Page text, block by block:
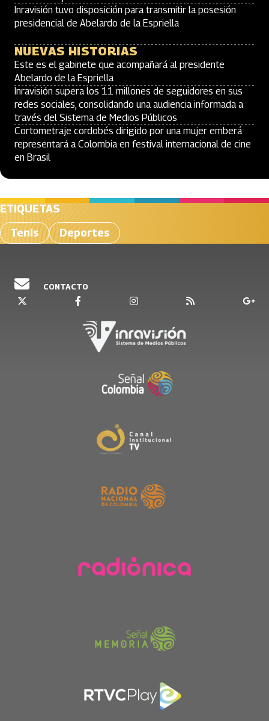
Inravisión tuvo disposición para transmitir la posesión
presidencial de Abelardo de la Espriella
NUEVAS HISTORIAS
Este es el gabinete que acompañará al presidente
Abelardo de la Espriella
Inravisión supera los 11 millones de seguidores en sus
redes sociales, consolidando una audiencia informada a
través del Sistema de Medios Públicos
Cortometraje cordobés dirigido por una mujer emberá
representará a Colombia en festival internacional de cine
en Brasil
ETIQUETAS
Tenis
Deportes
CONTACTO